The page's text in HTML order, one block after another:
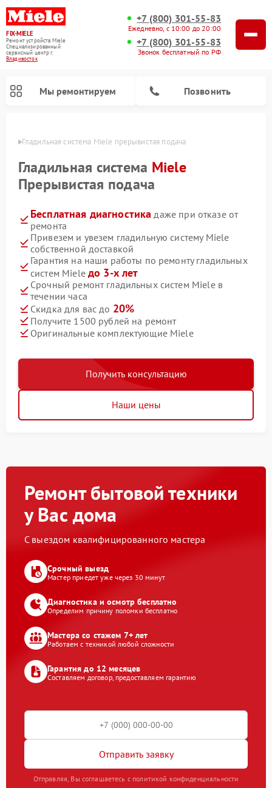
FIX-MIELE
Ремонт устройств Miele
Специализированный
cервисный центр г.
Владивосток
+7 (800) 301-55-83
Ежедневно, с 10:00 до 20:00
+7 (800) 301-55-83
Звонок бесплатный по РФ
Мы ремонтируем Позвонить
Гладильная система Miele прерывистая подача
Гладильная система Miele
Прерывистая подача
Бесплатная диагностика даже при отказе от
ремонта
Привезем и увезем гладильную систему Miele
собственной доставкой
Гарантия на наши работы по ремонту гладильных
систем Miele до 3-х лет
Срочный ремонт гладильных систем Miele в
течении часа
Скидка для вас до 20%
Получите 1500 рублей на ремонт
Оригинальные комплектующие Miele
Получить консультацию
Наши цены
Ремонт бытовой техники
у Вас дома
С выездом квалифицированного мастера
Срочный выезд
Мастер приедет уже через 30 минут
Диагностика и осмотр бесплатно
Определим причину поломки бесплатно
Мастера со стажем 7+ лет
Работаем с техникой любой сложности
Гарантия до 12 месяцев
Составляем договор, предоставляем гарантию
Отправить заявку
Отправляя, Вы соглашаетесь с политикой конфиденциальности